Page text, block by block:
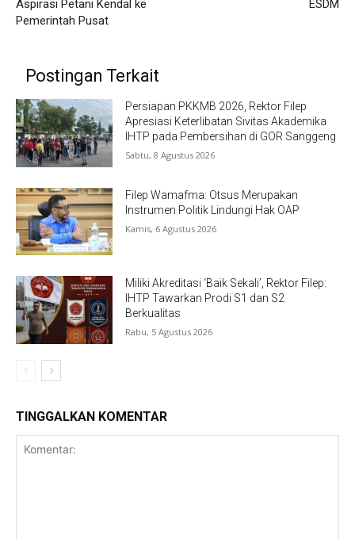
Aspirasi Petani Kendal ke
Pemerintah Pusat
ESDM
Postingan Terkait
Persiapan PKKMB 2026, Rektor Filep
Apresiasi Keterlibatan Sivitas Akademika
IHTP pada Pembersihan di GOR Sanggeng
Sabtu, 8 Agustus 2026
Filep Wamafma: Otsus Merupakan
Instrumen Politik Lindungi Hak OAP
Kamis, 6 Agustus 2026
Miliki Akreditasi ‘Baik Sekali’, Rektor Filep:
IHTP Tawarkan Prodi S1 dan S2
Berkualitas
Rabu, 5 Agustus 2026
TINGGALKAN KOMENTAR